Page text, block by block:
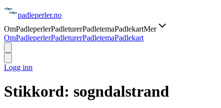
padleperler.no
OmPadleperlerPadleturerPadletemaPadlekartMer
OmPadleperlerPadleturerPadletemaPadlekart
Logg inn
Stikkord: sogndalstrand